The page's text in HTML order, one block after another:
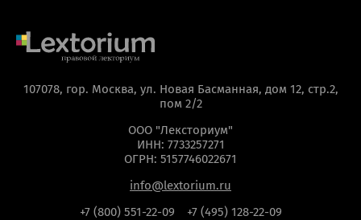
107078, гор. Москва, ул. Новая Басманная, дом 12, стр.2,
пом 2/2
ООО "Лексториум"
ИНН: 7733257271
ОГРН: 5157746022671
info@lextorium.ru
+7 (800) 551-22-09
+7 (495) 128-22-09